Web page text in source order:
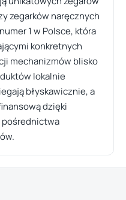
zegarków naręcznych
1 w Polsce, która
konkretnych
mechanizmów blisko
lokalnie
błyskawicznie, a
dzięki
pośrednictwa